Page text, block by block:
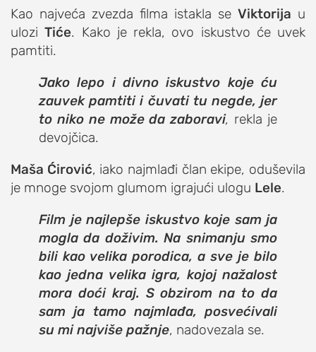
Kao najveća zvezda filma istakla se Viktorija u
uloziTiće. Kako je rekla, ovo iskustvo će uvek
pamtiti.
Jako lepo i divno iskustvo koje ću
zauvek pamtiti i čuvati tu negde, jer
to niko ne može da zaboravi, rekla je
devojčica.
Maša Ćirović, iako najmlađi član ekipe, oduševila
je mnoge svojom glumom igrajući ulogu Lele.
Film je najlepše iskustvo koje sam ja
mogla da doživim. Na snimanju smo
bili kao velika porodica, a sve je bilo
kao jedna velika igra, kojoj nažalost
mora doći kraj. S obzirom na to da
sam ja tamo najmlađa, posvećivali
su mi najviše pažnje, nadovezala se.